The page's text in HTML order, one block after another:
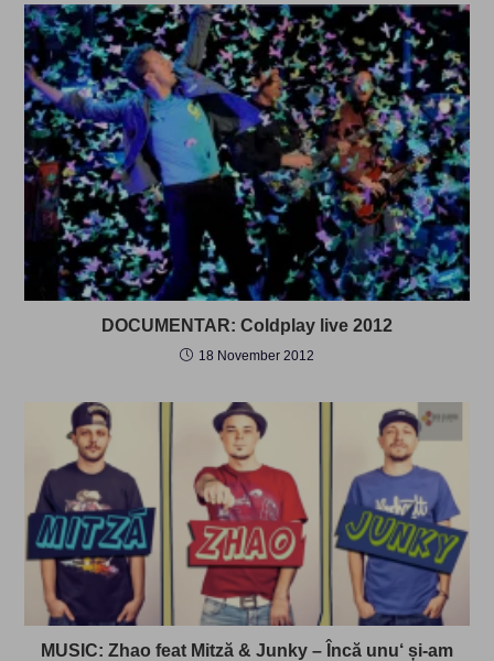
DOCUMENTAR: Coldplay live 2012
18 November 2012
MUSIC: Zhao feat Mitză & Junky – Încă unu‘ și-am